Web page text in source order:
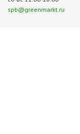
spb@greenmarkt.ru